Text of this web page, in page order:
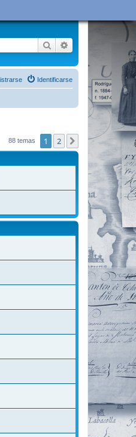
Buscar Búsqueda
Identificarse
88 temas 1 2 Siguiente